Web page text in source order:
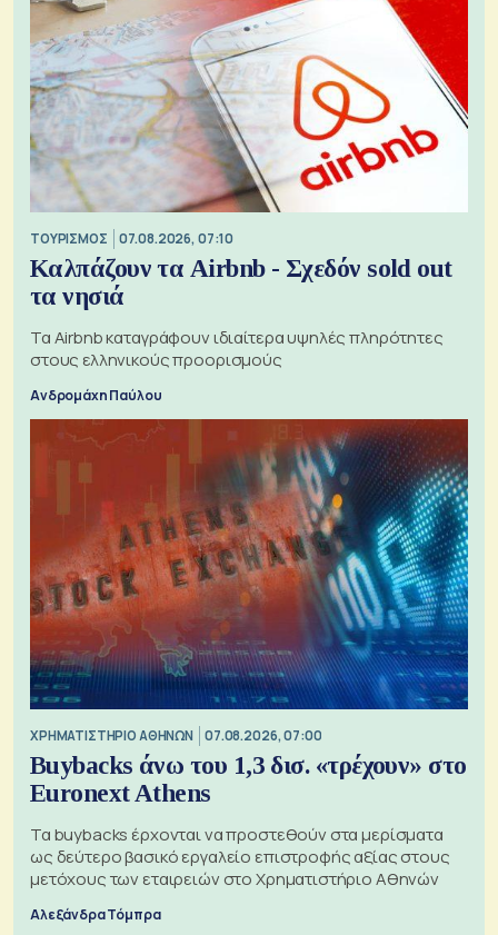
ΤΟΥΡΙΣΜΟΣ 07.08.2026, 07:10
Καλπάζουν τα Airbnb - Σχεδόν sold out
τα νησιά
Τα Airbnb καταγράφουν ιδιαίτερα υψηλές πληρότητες
στους ελληνικούς προορισμούς
Ανδρομάχη Παύλου
XΡΗΜΑΤΙΣΤΗΡΙΟ ΑΘΗΝΩΝ 07.08.2026, 07:00
Buybacks άνω του 1,3 δισ. «τρέχουν» στο
Euronext Athens
Τα buybacks έρχονται να προστεθούν στα μερίσματα
ως δεύτερο βασικό εργαλείο επιστροφής αξίας στους
μετόχους των εταιρειών στο Χρηματιστήριο Αθηνών
Αλεξάνδρα Τόμπρα